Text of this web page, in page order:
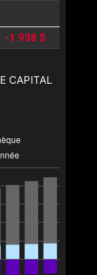
-1 938 $
CAPITAL